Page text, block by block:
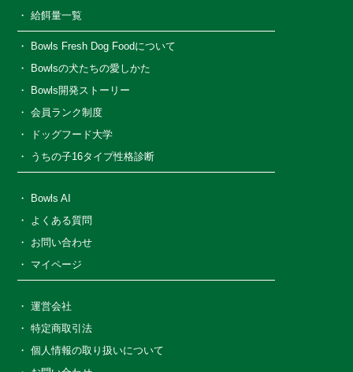
給餌量一覧
Bowls Fresh Dog Foodについて
Bowlsの犬たちの愛しかた
Bowls開発ストーリー
会員ランク制度
ドッグフード大学
うちの子16タイプ性格診断
Bowls AI
よくある質問
お問い合わせ
マイページ
運営会社
特定商取引法
個人情報の取り扱いについて